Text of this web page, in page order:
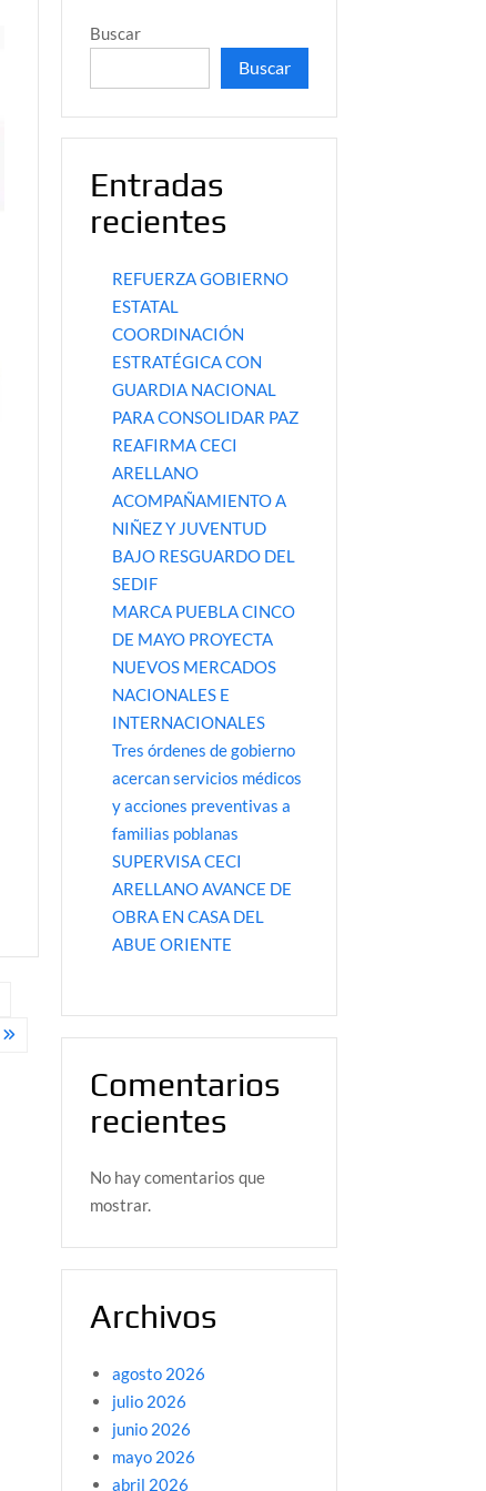
Buscar
Buscar
Entradas
recientes
REFUERZA GOBIERNO
ESTATAL
COORDINACIÓN
ESTRATÉGICA CON
GUARDIA NACIONAL
PARA CONSOLIDAR PAZ
REAFIRMA CECI
ARELLANO
ACOMPAÑAMIENTO A
NIÑEZ Y JUVENTUD
BAJO RESGUARDO DEL
SEDIF
MARCA PUEBLA CINCO
DE MAYO PROYECTA
NUEVOS MERCADOS
NACIONALES E
INTERNACIONALES
Tres órdenes de gobierno
acercan servicios médicos
y acciones preventivas a
familias poblanas
SUPERVISA CECI
ARELLANO AVANCE DE
OBRA EN CASA DEL
ABUE ORIENTE
Comentarios
recientes
No hay comentarios que
mostrar.
Archivos
agosto 2026
julio 2026
junio 2026
mayo 2026
abril 2026